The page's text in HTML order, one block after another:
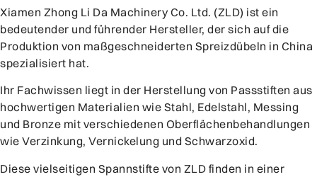
Xiamen Zhong Li Da Machinery Co. Ltd. (ZLD) ist ein
bedeutender und führender Hersteller, der sich auf die
Produktion von maßgeschneiderten Spreizdübeln in China
spezialisiert hat.
Ihr Fachwissen liegt in der Herstellung von Passstiften aus
hochwertigen Materialien wie Stahl, Edelstahl, Messing
und Bronze mit verschiedenen Oberflächenbehandlungen
wie Verzinkung, Vernickelung und Schwarzoxid.
Diese vielseitigen Spannstifte von ZLD finden in einer